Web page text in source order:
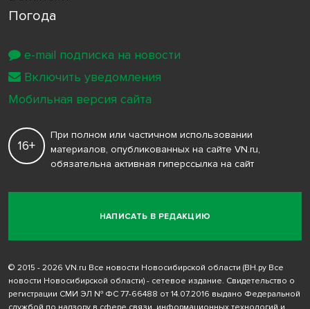
Погода
НАПИСАТЬ В РЕДАКЦИЮ
16+
При полном или частичном использовании
материалов, опубликованных на сайте VN.ru,
обязательна активная гиперссылка на сайт
© 2015 - 2026 VN.ru Все новости Новосибирской области (ВН.ру Все
новости Новосибирской области) - сетевое издание. Свидетельство о
регистрации СМИ ЭЛ № ФС 77-66488 от 14.07.2016 выдано Федеральной
e-mail подписка на новости
Включить уведомления
Мобильная версия сайта